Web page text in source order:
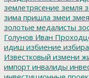
землетрясение земля
зима пришла змеи змея
золотые медалисты
Голунов Иван
идиш избиение
Известковый измени
импорт инвалиды